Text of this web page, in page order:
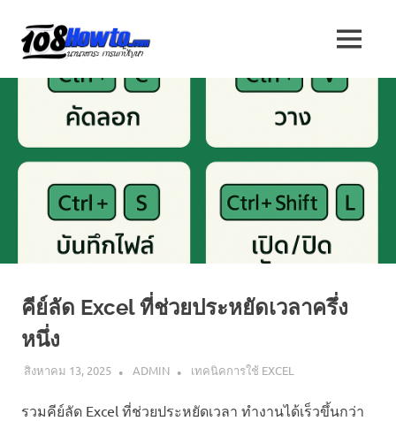
content
HOW
นานา
สาระ
รู้
สาระ
การ
อื่นๆ
มากมาย
MENU
คีย์ลัด Excel ที่ช่วยประหยัดเวลาครึ่ง
หนึ่ง
สิงหาคม 13, 2025 ADMIN เทคนิคการใช้ EXCEL
รวมคีย์ลัด Excel ที่ช่วยประหยัดเวลา ทำงานได้เร็วขึ้นกว่า